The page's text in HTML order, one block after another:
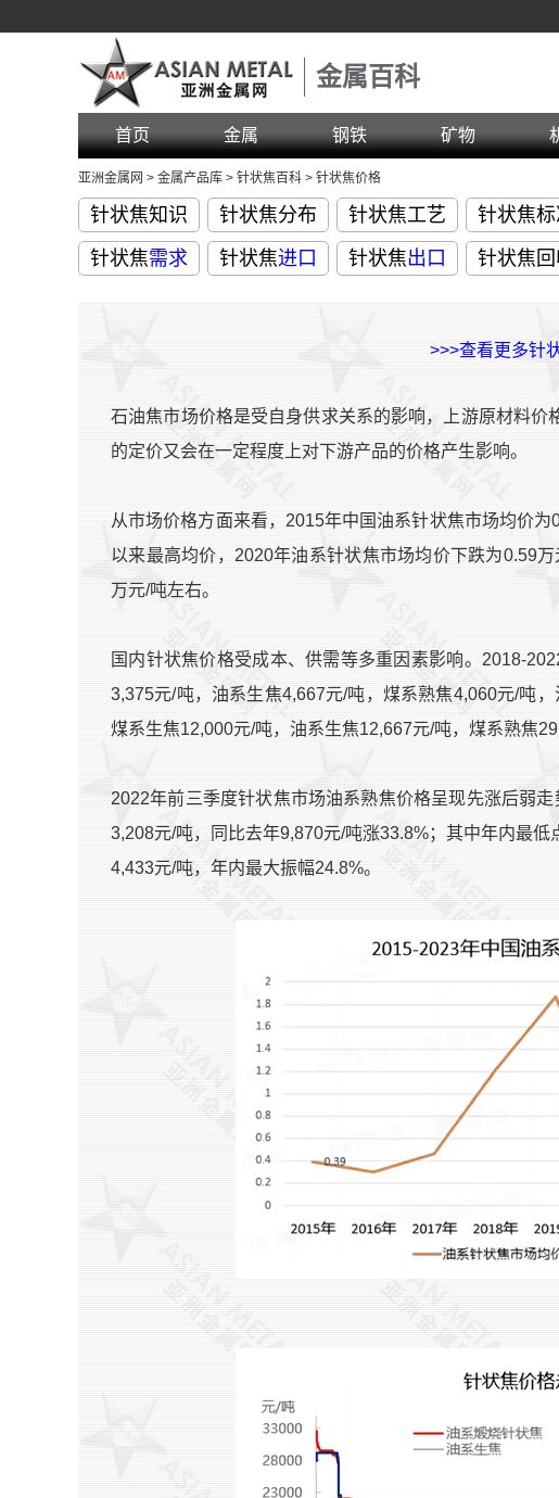
金属百科
首页 金属 钢铁 矿物
亚洲金属网 > 金属产品库 > 针状焦百科 > 针状焦价格
针状焦知识 针状焦分布 针状焦工艺 针状焦
针状焦需求 针状焦进口 针状焦出口 针状焦
>>>查看更多针
石油焦市场价格是受自身供求关系的影响，上游原材料
的定价又会在一定程度上对下游产品的价格产生影响。
从市场价格方面来看，2015年中国油系针状焦市场均价
以来最高均价，2020年油系针状焦市场均价下跌为0.59
万元/吨左右。
国内针状焦价格受成本、供需等多重因素影响。2018-
3,375元/吨，油系生焦4,667元/吨，煤系熟焦4,060元/吨
煤系生焦12,000元/吨，油系生焦12,667元/吨，煤系熟焦
2022年前三季度针状焦市场油系熟焦价格呈现先涨后弱
3,208元/吨，同比去年9,870元/吨涨33.8%；其中年内最
4,433元/吨，年内最大振幅24.8%。